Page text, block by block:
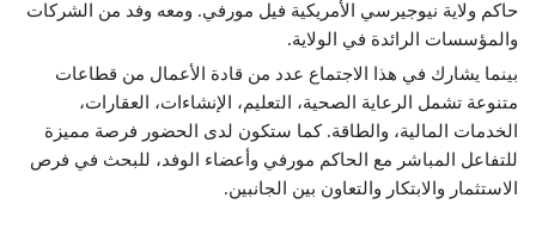
حاكم ولاية نيوجيرسي الأمريكية فيل مورفي. ومعه وفد من الشركات
والمؤسسات الرائدة في الولاية.
بينما يشارك في هذا الاجتماع عدد من قادة الأعمال من قطاعات
متنوعة تشمل الرعاية الصحية، التعليم، الإنشاءات، العقارات،
الخدمات المالية، والطاقة. كما ستكون لدى الحضور فرصة مميزة
للتفاعل المباشر مع الحاكم مورفي وأعضاء الوفد، للبحث في فرص
الاستثمار والابتكار والتعاون بين الجانبين.